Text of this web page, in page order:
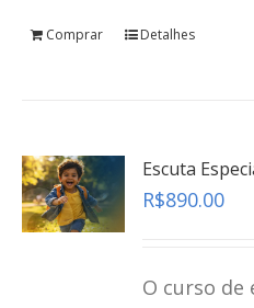
Comprar Detalhes
Escuta
R$890.00
O curso de